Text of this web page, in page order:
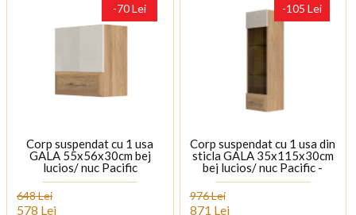
-70 Lei
Corp suspendat cu 1 usa
GALA 55x56x30cm bej
lucios/ nuc Pacific
648 Lei
578 Lei
-105 Lei
Corp suspendat cu 1 usa din
sticla GALA 35x115x30cm
bej lucios/ nuc Pacific -
sticla
976 Lei
871 Lei